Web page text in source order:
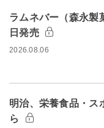
ラムネバー（森永製
日発売
2026.08.06
明治、栄養食品・
ら